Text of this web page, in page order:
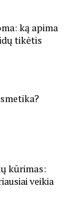
ką apima
tikėtis
kūrimas:
veikia